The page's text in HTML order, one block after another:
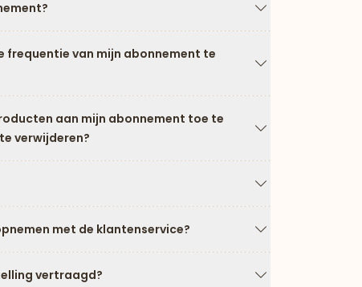
Pijl naar beneden
frequentie van mijn abonnement te
aan mijn abonnement toe te
verwijderen?
Pijl naar beneden
met de klantenservice?
Pijl naar beneden
vertraagd?